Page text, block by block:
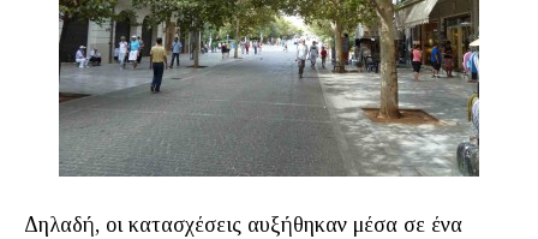
Δηλαδή, οι κατασχέσεις αυξήθηκαν μέσα σε ένα